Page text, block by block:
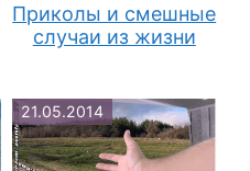
Приколы и смешные
случаи из жизни
21.05.2014